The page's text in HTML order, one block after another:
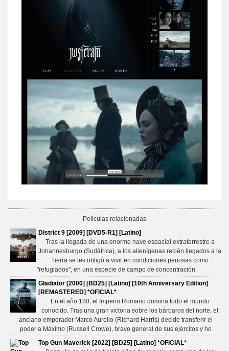
Peliculas relacionadas
District 9 [2009] [DVD5-R1] [Latino]
Tras la llegada de una enorme nave espacial extraterrestre a
Johannesburgo (Sudáfrica), a los alienígenas recién llegados a la
Tierra se les obligó a vivir en condiciones penosas como
"refugiados", en una especie de campo de concentración
Gladiator [2000] [BD25] [Latino] [10th Anniversary Edition]
[REMASTERED] *OFICIAL*
En el año 180, el Imperio Romano domina todo el mundo
conocido. Tras una gran victoria sobre los bárbaros del norte, el
anciano emperador Marco Aurelio (Richard Harris) decide transferir el
poder a Máximo (Russell Crowe), bravo general de sus ejércitos y ho
Top Gun Maverick [2022] [BD25] [Latino] *OFICIAL*